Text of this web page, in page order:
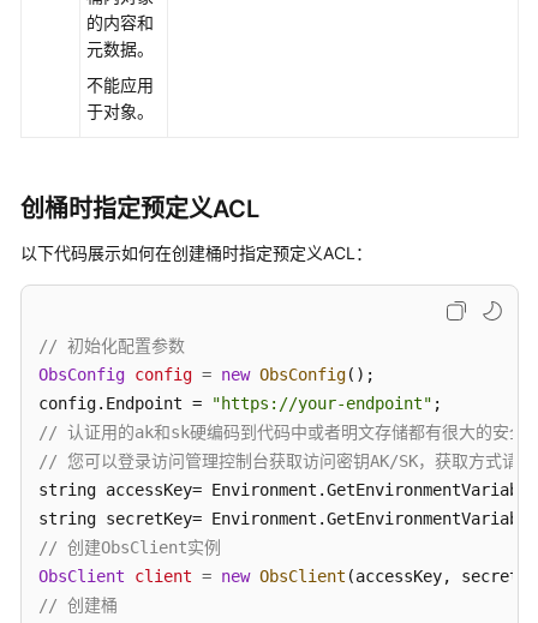
桶
配
额
类
周
期
管
理
源
共
享
的内容和
元数据。
不能应用
于对象。
创桶时指定预定义ACL
以下代码展示如何在创建桶时指定预定义ACL：
// 初始化配置参数
ObsConfig config = new ObsConfig();
config.Endpoint =
"https://your-endpoint"
// 认证用的ak和sk硬编码到代码中或者明文存储都有很大的安全
// 您可以登录访问管理控制台获取访问密钥AK/SK，获取方
string accessKey=
string secretKey=
// 创建ObsClient实例
ObsClient
client = new ObsClient
// 创建桶